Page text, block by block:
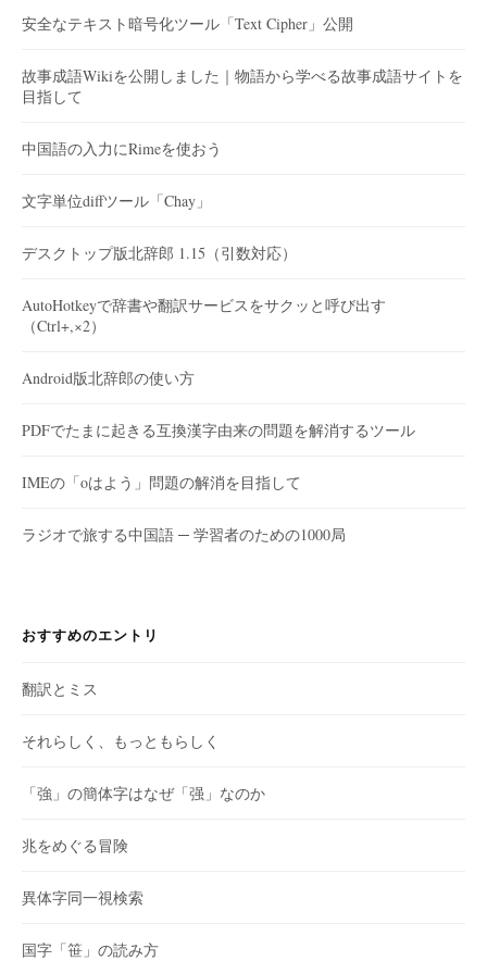
安全なテキスト暗号化ツール「Text Cipher」公開
故事成語Wikiを公開しました｜物語から学べる故事成語サイトを
目指して
中国語の入力にRimeを使おう
文字単位diffツール「Chay」
デスクトップ版北辞郎 1.15（引数対応）
AutoHotkeyで辞書や翻訳サービスをサクッと呼び出す
（Ctrl+,×2）
Android版北辞郎の使い方
PDFでたまに起きる互換漢字由来の問題を解消するツール
IMEの「oはよう」問題の解消を目指して
ラジオで旅する中国語 ─ 学習者のための1000局
おすすめのエントリ
翻訳とミス
それらしく、もっともらしく
「強」の簡体字はなぜ「强」なのか
兆をめぐる冒険
異体字同一視検索
国字「笹」の読み方